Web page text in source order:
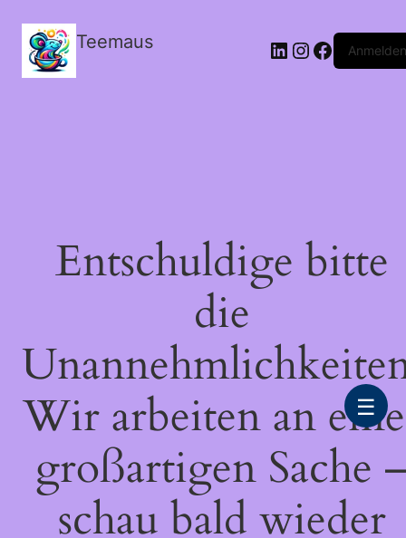
Teemaus LinkedIn
Instagram
FacebookAnmelden
Entschuldige bitte
die
Wir arbeiten an
großartigen Sache
schau bald wieder
☰